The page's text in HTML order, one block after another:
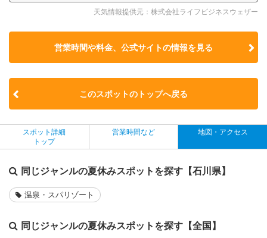
天気情報提供元：株式会社ライフビジネスウェザー
営業時間や料金、公式サイトの情報を見る
このスポットのトップへ戻る
スポット詳細
トップ
営業時間など 地図・アクセス
同じジャンルの夏休みスポットを探す【石川県】
温泉・スパリゾート
同じジャンルの夏休みスポットを探す【全国】